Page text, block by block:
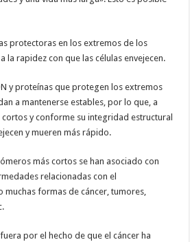
protectoras en los extremos de los
la rapidez con que las células envejecen.
y proteínas que protegen los extremos
a mantenerse estables, por lo que, a
y conforme su integridad estructural
y mueren más rápido.
más cortos se han asociado con
relacionadas con el
muchas formas de cáncer, tumores,
por el hecho de que el cáncer ha